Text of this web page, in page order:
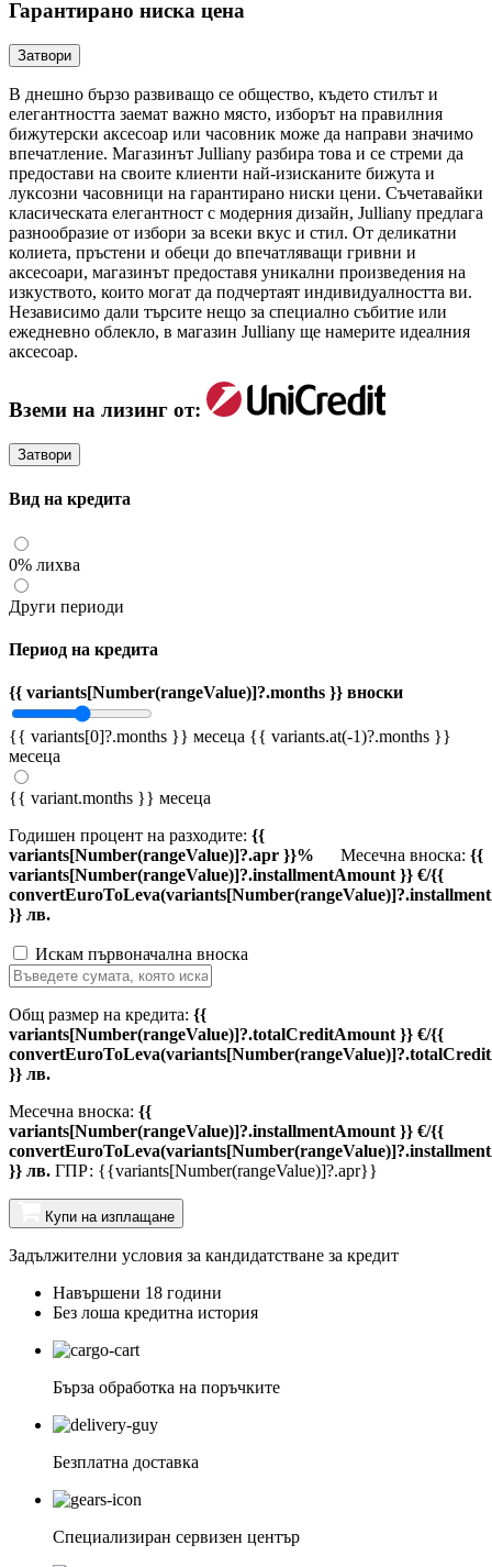
Гарантирано ниска цена
Затвори
В днешно бързо развиващо се общество, където стилът и
елегантността заемат важно място, изборът на правилния
бижутерски аксесоар или часовник може да направи значимо
впечатление. Магазинът Julliany разбира това и се стреми да
предостави на своите клиенти най-изисканите бижута и
луксозни часовници на гарантирано ниски цени. Съчетавайки
класическата елегантност с модерния дизайн, Julliany предлага
разнообразие от избори за всеки вкус и стил. От деликатни
колиета, пръстени и обеци до впечатляващи гривни и
аксесоари, магазинът предоставя уникални произведения на
изкуството, които могат да подчертаят индивидуалността ви.
Независимо дали търсите нещо за специално събитие или
ежедневно облекло, в магазин Julliany ще намерите идеалния
аксесоар.
Вземи на лизинг от:
Затвори
Вид на кредита
0% лихва
Други периоди
Период на кредита
{{ variants[Number(rangeValue)]?.months }} вноски
{{ variants[0]?.months }} месеца {{ variants.at(-1)?.months }}
месеца
{{ variant.months }} месеца
Годишен процент на разходите: {{
variants[Number(rangeValue)]?.apr }}%
Месечна вноска: {{
variants[Number(rangeValue)]?.installmentAmount }} €/{{
}} лв.
Искам първоначална вноска
Общ размер на кредита: {{
variants[Number(rangeValue)]?.totalCreditAmount }} €/{{
}} лв.
Месечна вноска: {{
variants[Number(rangeValue)]?.installmentAmount }} €/{{
}} лв. ГПР: {{variants[Number(rangeValue)]?.apr}}
Купи на изплащане
Задължителни условия за кандидатстване за кредит
Навършени 18 години
Без лоша кредитна история
Бърза обработка на поръчките
Безплатна доставка
Специализиран сервизен център